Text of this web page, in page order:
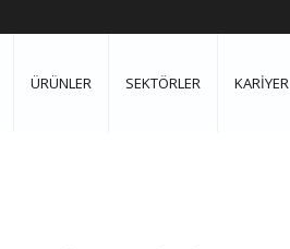
ÜRÜNLER SEKTÖRLER KARİYER